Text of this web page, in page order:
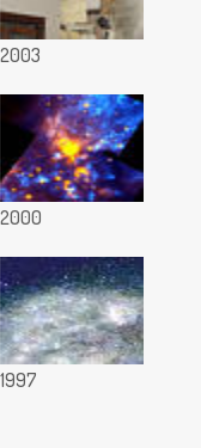
2003
2000
1997